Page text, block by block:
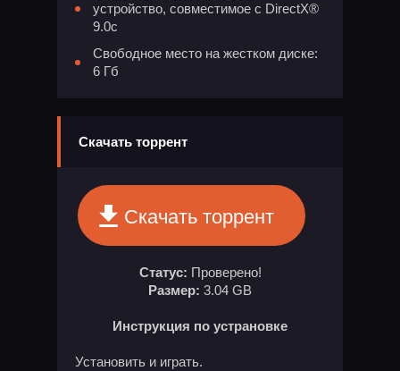
устройство, совместимое с DirectX®
9.0с
Свободное место на жестком диске:
6 Гб
Скачать торрент
Скачать торрент
Статус: Проверено!
Размер: 3.04 GB
Инструкция по устрановке
Установить и играть.